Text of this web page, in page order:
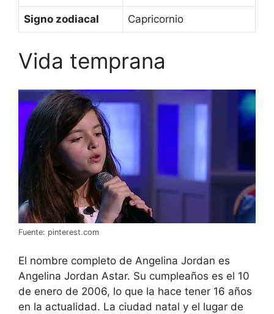
Signo zodiacal Capricornio
Vida temprana
Fuente: pinterest.com
El nombre completo de Angelina Jordan es
Angelina Jordan Astar. Su cumpleaños es el 10
de enero de 2006, lo que la hace tener 16 años
en la actualidad. La ciudad natal y el lugar de